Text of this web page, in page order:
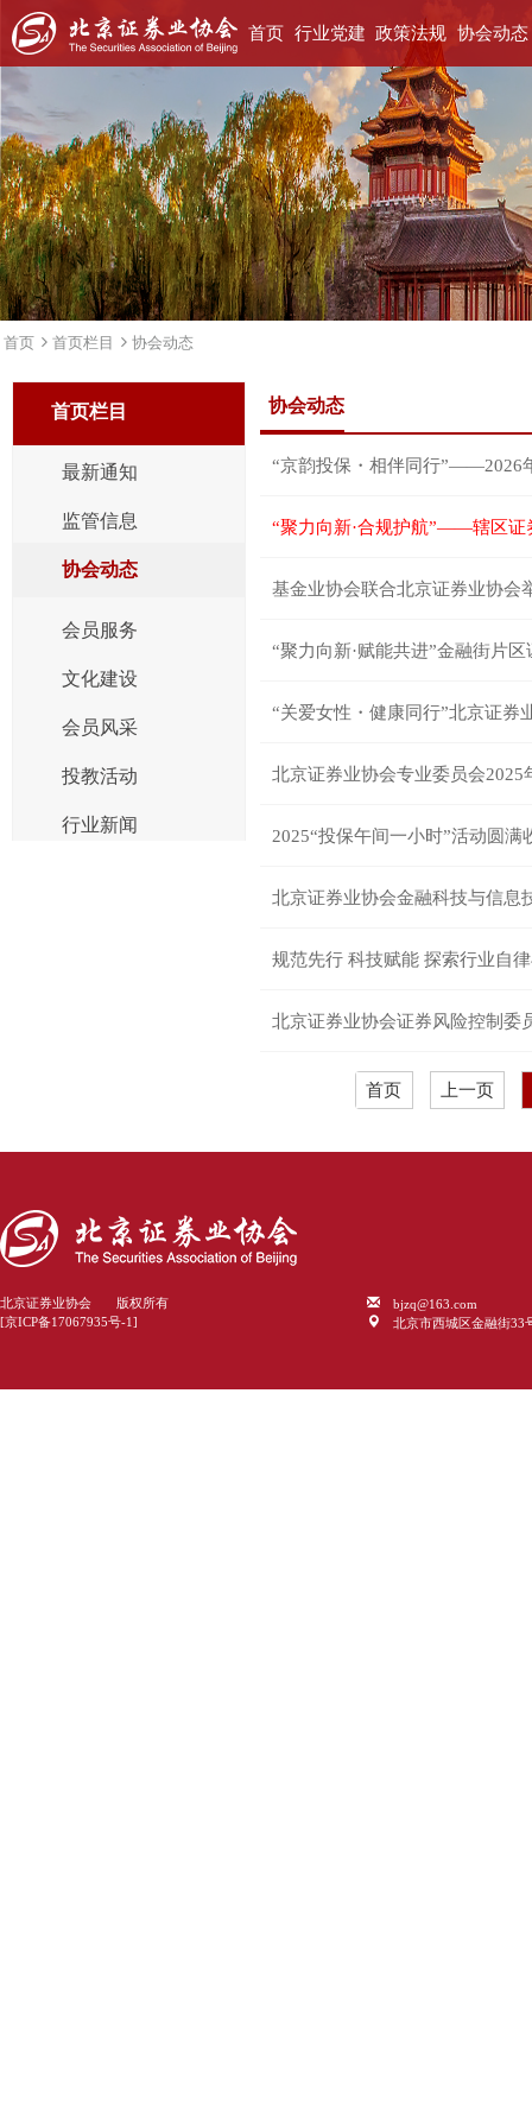
首页 行业党建 政策法规 协会动态
首页 首页栏目 协会动态
首页栏目
最新通知
监管信息
协会动态
会员服务
文化建设
会员风采
投教活动
行业新闻
协会动态
“聚力向新·合规护航”——辖区
基金业协会联合北京证券业协会
“聚力向新·赋能共进”金融街片
“关爱女性・健康同行”北京证券
北京证券业协会专业委员会2025
2025“投保午间一小时”活动圆满
北京证券业协会金融科技与信
北京证券业协会证券风险控制委
首页 上一页
北京证券业协会 版权所有
[京ICP备17067935号-1]
bjzq@163.com
北京市西城区金融街33